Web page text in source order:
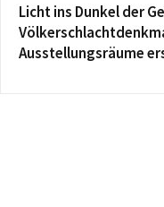
Licht ins Dunkel der
Ausstellungsräume